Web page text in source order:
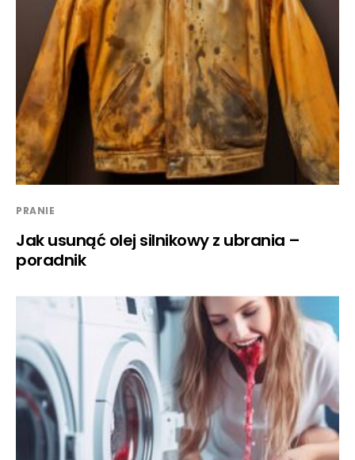
PRANIE
Jak usunąć olej silnikowy z ubrania –
poradnik